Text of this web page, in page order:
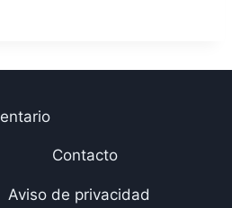
Contacto
Aviso de privacidad